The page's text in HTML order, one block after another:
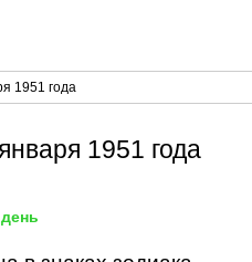
1951 года
1951 года